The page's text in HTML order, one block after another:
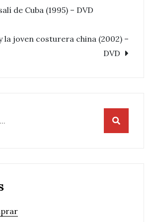
de Cuba (1995) – DVD
la joven costurera china (2002) –
DVD